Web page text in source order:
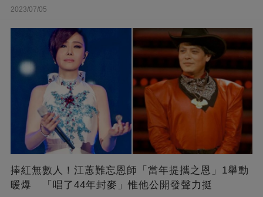
2023/07/05
捧紅無數人！江蕙難忘恩師「當年提攜之恩」1舉動
暖爆 「唱了44年封麥」惟他公開發聲力挺